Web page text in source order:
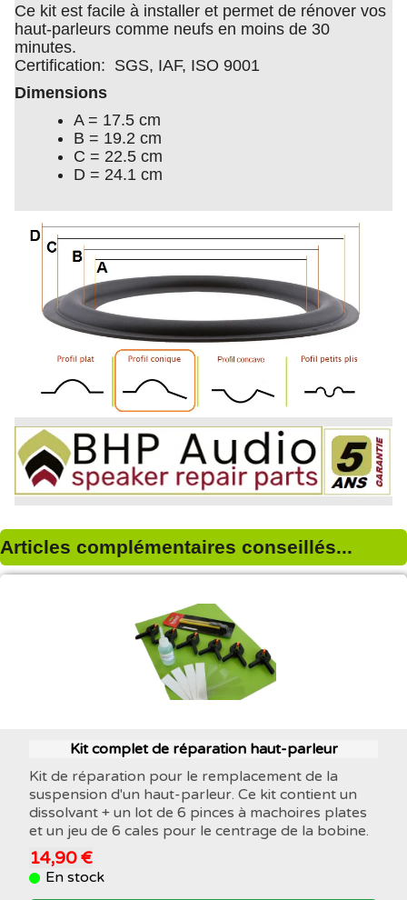
Ce kit est facile à installer et permet de rénover vos
haut-parleurs comme neufs en moins de 30
minutes.
Certification: SGS, IAF, ISO 9001
Dimensions
A = 17.5 cm
B = 19.2 cm
C = 22.5 cm
D = 24.1 cm
Articles complémentaires conseillés...
Kit complet de réparation haut-parleur
Kit de réparation pour le remplacement de la
suspension d'un haut-parleur. Ce kit contient un
dissolvant + un lot de 6 pinces à machoires plates
et un jeu de 6 cales pour le centrage de la bobine.
14,90 €
En stock